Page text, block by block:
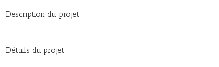
Description du projet
Détails du projet